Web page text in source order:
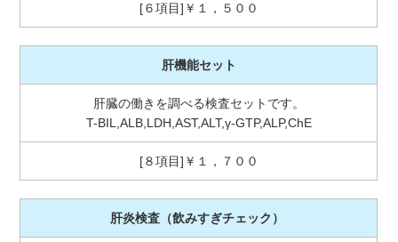
[６項目]￥１，５００
肝機能セット
肝臓の働きを調べる検査セットです。
T-BIL,ALB,LDH,AST,ALT,γ-GTP,ALP,ChE
[８項目]￥１，７００
肝炎検査（飲みすぎチェック）